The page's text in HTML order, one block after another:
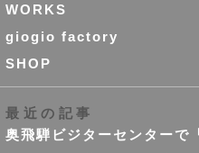
WORKS
giogio factory
SHOP
最近の記事
奥飛騨ビジターセンターで